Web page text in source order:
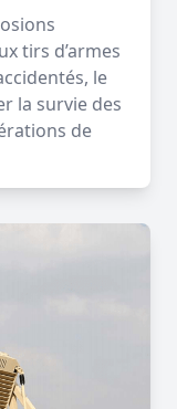
tirs d’armes
le
la survie des
de